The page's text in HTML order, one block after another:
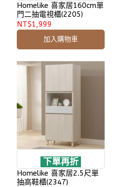
Homelike 喜家居160cm單
門二抽電視櫃(2205)
NT$1,999
加入購物車
下單再折
Homelike 喜家居2.5尺單
抽高鞋櫃(2347)